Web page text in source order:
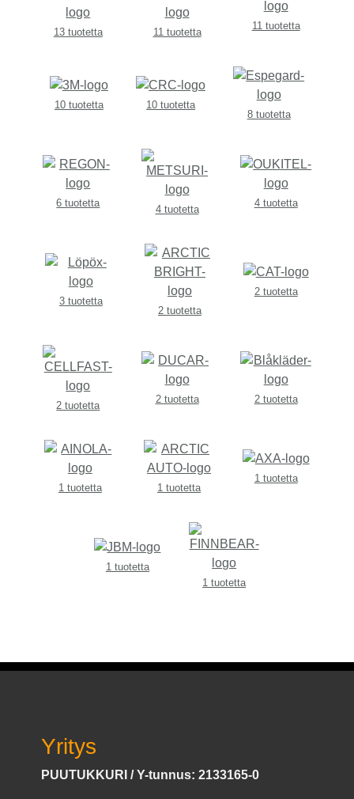
13 tuotetta 11 tuotetta
11 tuotetta
10 tuotetta
10 tuotetta
8 tuotetta
6 tuotetta
4 tuotetta
4 tuotetta
3 tuotetta
2 tuotetta
2 tuotetta
2 tuotetta
2 tuotetta 2 tuotetta
1 tuotetta 1 tuotetta
1 tuotetta
1 tuotetta
1 tuotetta
Yritys
PUUTUKKURI / Y-tunnus: 2133165-0